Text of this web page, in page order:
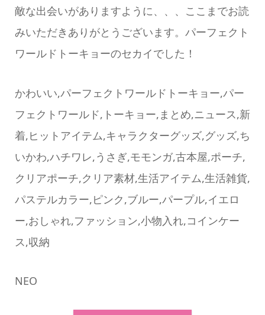
敵な出会いがありますように、、、ここまでお読
みいただきありがとうございます。パーフェクト
ワールドトーキョーのセカイでした！
かわいい,パーフェクトワールドトーキョー,パー
フェクトワールド,トーキョー,まとめ,ニュース,新
着,ヒットアイテム,キャラクターグッズ,グッズ,ち
いかわ,ハチワレ,うさぎ,モモンガ,古本屋,ポーチ,
クリアポーチ,クリア素材,生活アイテム,生活雑貨,
パステルカラー,ピンク,ブルー,パープル,イエロ
ー,おしゃれ,ファッション,小物入れ,コインケー
ス,収納
NEO